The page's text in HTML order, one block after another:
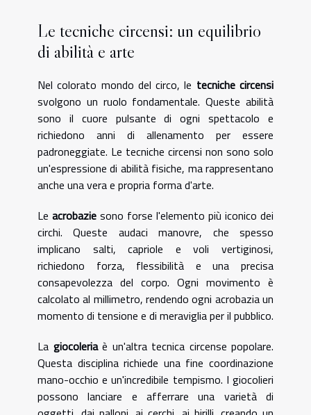
Le tecniche circensi: un equilibrio
di abilità e arte
Nel colorato mondo del circo, le tecniche circensi
svolgono un ruolo fondamentale. Queste abilità
sono il cuore pulsante di ogni spettacolo e
richiedono anni di allenamento per essere
padroneggiate. Le tecniche circensi non sono solo
un'espressione di abilità fisiche, ma rappresentano
anche una vera e propria forma d'arte.
Le acrobazie sono forse l'elemento più iconico dei
circhi. Queste audaci manovre, che spesso
implicano salti, capriole e voli vertiginosi,
richiedono forza, flessibilità e una precisa
consapevolezza del corpo. Ogni movimento è
calcolato al millimetro, rendendo ogni acrobazia un
momento di tensione e di meraviglia per il pubblico.
La giocoleriaè un'altra tecnica circense popolare.
Questa disciplina richiede una fine coordinazione
mano-occhio e un'incredibile tempismo. I giocolieri
possono lanciare e afferrare una varietà di